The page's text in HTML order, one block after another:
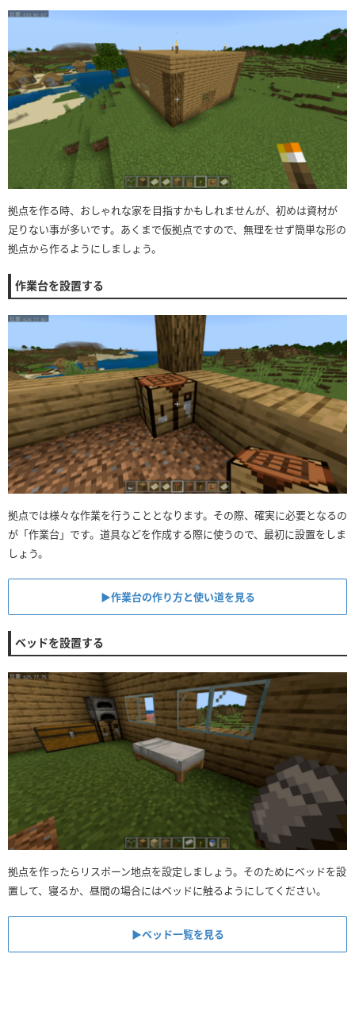
拠点を作る時、おしゃれな家を目指すかもしれませんが、初めは資材が
足りない事が多いです。あくまで仮拠点ですので、無理をせず簡単な形の
拠点から作るようにしましょう。
作業台を設置する
拠点では様々な作業を行うこととなります。その際、確実に必要となるの
が「作業台」です。道具などを作成する際に使うので、最初に設置をしま
しょう。
▶︎作業台の作り方と使い道を見る
ベッドを設置する
拠点を作ったらリスポーン地点を設定しましょう。そのためにベッドを設
置して、寝るか、昼間の場合にはベッドに触るようにしてください。
▶︎ベッド一覧を見る